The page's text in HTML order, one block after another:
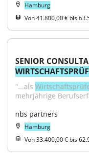
Hamburg
Von 41.800,00 € bis
"...als
mehrjährige
nbs partners
Hamburg
Von 33.400,00 € bis